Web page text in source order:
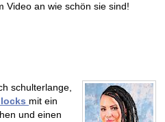
Video an wie schön sie sind!
schulterlange,
mit ein
und einen